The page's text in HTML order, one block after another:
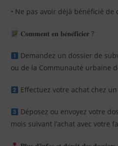
• Ne pas avoir déjà bénéficié de
𝐂𝐨𝐦𝐦𝐞𝐧𝐭 𝐞𝐧 𝐛𝐞́𝐧𝐞́𝐟𝐢𝐜𝐢𝐞𝐫 ?
Demandez un dossier de
ou de la Communauté urbaine
Effectuez votre achat chez
Déposez ou envoyez votre
mois suivant l’achat avec votre